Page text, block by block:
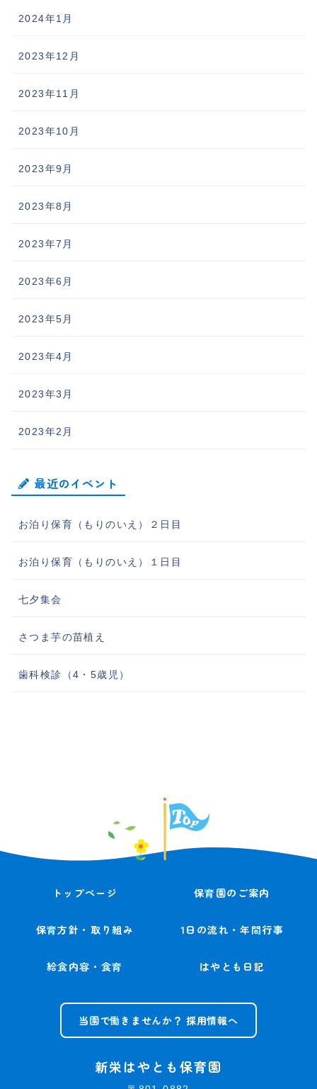
2024年1月
2023年12月
2023年11月
2023年10月
2023年9月
2023年8月
2023年7月
2023年6月
2023年5月
2023年4月
2023年3月
2023年2月
最近のイベント
お泊り保育（もりのいえ）２日目
お泊り保育（もりのいえ）１日目
七夕集会
さつま芋の苗植え
歯科検診（4・5歳児）
トップページ 保育園のご案内
保育方針・取り組み 1日の流れ・年間行事
給食内容・食育 はやとも日記
新栄はやとも保育園
当園で働きませんか？ 採用情報へ